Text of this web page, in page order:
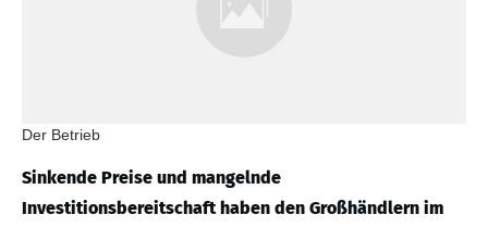
Der Betrieb
Sinkende Preise und mangelnde
Investitionsbereitschaft haben den Großhändlern im